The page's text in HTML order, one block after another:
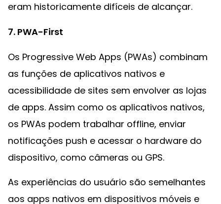
eram historicamente difíceis de alcançar.
7. PWA-First
Os Progressive Web Apps (PWAs) combinam
as funções de aplicativos nativos e
acessibilidade de sites sem envolver as lojas
de apps. Assim como os aplicativos nativos,
os PWAs podem trabalhar offline, enviar
notificações push e acessar o hardware do
dispositivo, como câmeras ou GPS.
As experiências do usuário são semelhantes
aos apps nativos em dispositivos móveis e